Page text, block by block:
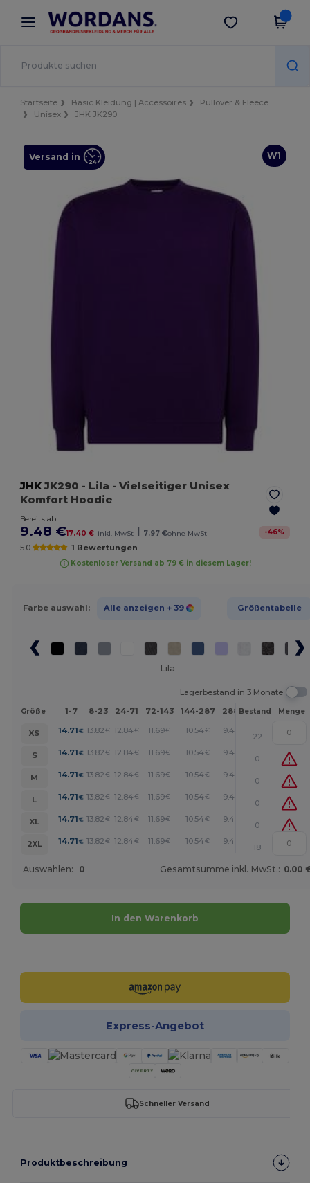
× Wordans App
Bessere Preise in der App!
App holen
Startseite Basic Kleidung | Accessoires
Pullover & Fleece
Unisex
JHK JK290
W1
Versand in
JHKJK290 - Lila - Vielseitiger Unisex
Komfort Hoodie
Bereits ab
9.48 €17.40 € inkl. MwSt | 7.97 €ohne MwSt -46%
5.0 1 Bewertungen
Kostenloser Versand ab 79 € in diesem Lager!
Farbe auswahl: Alle anzeigen + 39 Größentabelle
Lila
Lagerbestand in 3 Monate
Größe 1-7 8-23 24-71 72-143 144-287 288 + Mehr
Bestand Menge
XS 14.71 € 13.82€ 12.84€ 11.69€ 10.54 € 9.48 +
22
S
14.71 € 13.82€ 12.84€ 11.69€ 10.54 € 9.48
0
M
14.71 € 13.82€ 12.84€ 11.69€ 10.54 € 9.48
0
L
14.71 € 13.82€ 12.84€ 11.69€ 10.54 € 9.48
0
XL
14.71 € 13.82€ 12.84€ 11.69€ 10.54 € 9.48
0
2XL
14.71 € 13.82€ 12.84€ 11.69€ 10.54 € 9.48 +
18
Auswahlen: 0 Gesamtsumme inkl. MwSt.: 0.00
In den Warenkorb
Express-Angebot
Schneller Versand
Produktbeschreibung